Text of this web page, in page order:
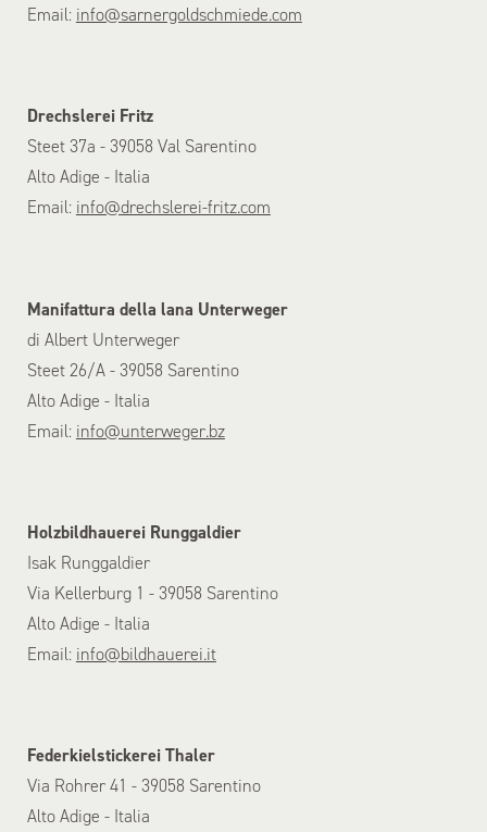
Email: info@sarnergoldschmiede.com
Drechslerei Fritz
Steet 37a - 39058 Val Sarentino
Alto Adige - Italia
Email: info@drechslerei-fritz.com
Manifattura della lana Unterweger
di Albert Unterweger
Steet 26/A - 39058 Sarentino
Alto Adige - Italia
Email: info@unterweger.bz
Holzbildhauerei Runggaldier
Isak Runggaldier
Via Kellerburg 1 - 39058 Sarentino
Alto Adige - Italia
Email: info@bildhauerei.it
Federkielstickerei Thaler
Via Rohrer 41 - 39058 Sarentino
Alto Adige - Italia